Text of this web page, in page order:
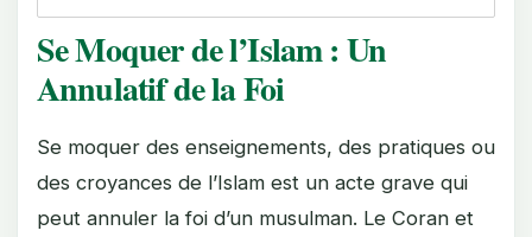
Se Moquer de l’Islam : Un
Annulatif de la Foi
Se moquer des enseignements, des pratiques ou
des croyances de l’Islam est un acte grave qui
peut annuler la foi d’un musulman. Le Coran et